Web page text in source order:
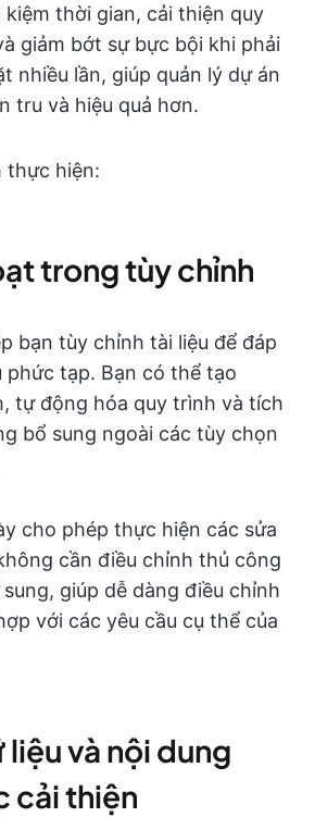
thời gian, cải thiện quy
giảm bớt sự bực bội khi phải
nhiều lần, giúp quản lý dự án
tru và hiệu quả hơn.
thực hiện:
trong tùy chỉnh
bạn tùy chỉnh tài liệu để đáp
phức tạp. Bạn có thể tạo
tự động hóa quy trình và tích
bổ sung ngoài các tùy chọn
cho phép thực hiện các sửa
cần điều chỉnh thủ công
giúp dễ dàng điều chỉnh
với các yêu cầu cụ thể của
liệu và nội dung
cải thiện